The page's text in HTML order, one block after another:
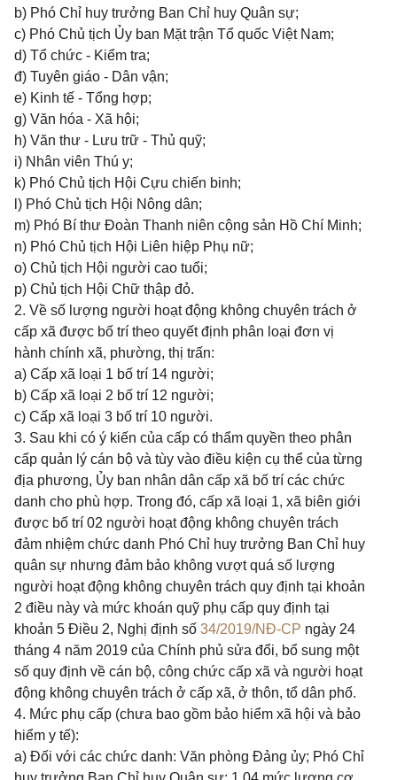
b) Phó Chỉ huy trưởng Ban Chỉ huy Quân sự;
c) Phó Chủ tịch Ủy ban Mặt trận Tổ quốc Việt Nam;
d) Tổ chức - Kiểm tra;
đ) Tuyên giáo - Dân vận;
e) Kinh tế - Tổng hợp;
g) Văn hóa - Xã hội;
h) Văn thư - Lưu trữ - Thủ quỹ;
i) Nhân viên Thú y;
k) Phó Chủ tịch Hội Cựu chiến binh;
l) Phó Chủ tịch Hội Nông dân;
m) Phó Bí thư Đoàn Thanh niên cộng sản Hồ Chí Minh;
n) Phó Chủ tịch Hội Liên hiệp Phụ nữ;
o) Chủ tịch Hội người cao tuổi;
p) Chủ tịch Hội Chữ thập đỏ.
2. Về số lượng người hoạt động không chuyên trách ở
cấp xã được bố trí theo quyết định phân loại đơn vị
hành chính xã, phường, thị trấn:
a) Cấp xã loại 1 bố trí 14 người;
b) Cấp xã loại 2 bố trí 12 người;
c) Cấp xã loại 3 bố trí 10 người.
3. Sau khi có ý kiến của cấp có thẩm quyền theo phân
cấp quản lý cán bộ và tùy vào điều kiện cụ thể của từng
địa phương, Ủy ban nhân dân cấp xã bố trí các chức
danh cho phù hợp. Trong đó, cấp xã loại 1, xã biên giới
được bố trí 02 người hoạt động không chuyên trách
đảm nhiệm chức danh Phó Chỉ huy trưởng Ban Chỉ huy
quân sự nhưng đảm bảo không vượt quá số lượng
người hoạt động không chuyên trách quy định tại khoản
2 điều này và mức khoán quỹ phụ cấp quy định tại
khoản 5 Điều 2, Nghị định số 34/2019/NĐ-CP ngày 24
tháng 4 năm 2019 của Chính phủ sửa đổi, bổ sung một
số quy định về cán bộ, công chức cấp xã và người hoạt
động không chuyên trách ở cấp xã, ở thôn, tổ dân phố.
4. Mức phụ cấp (chưa bao gồm bảo hiểm xã hội và bảo
hiểm y tế):
a) Đối với các chức danh: Văn phòng Đảng ủy; Phó Chỉ